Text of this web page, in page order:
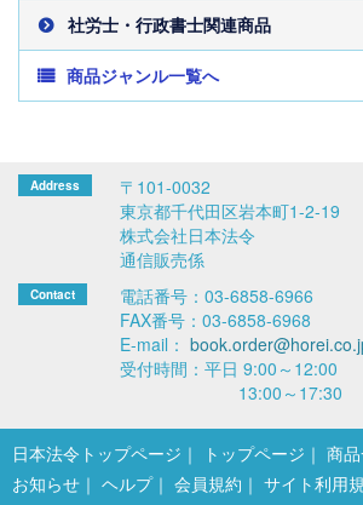
社労士・行政書士関連商品
商品ジャンル一覧へ
〒101-0032
東京都千代田区岩本町1-2-19
株式会社日本法令
通信販売係
電話番号：03-6858-6966
FAX番号：03-6858-6968
E-mail：
受付時間：平日 9:00～12:00
13:00～17:30
日本法令トップページ トップページ 商
お知らせ
ヘルプ 会員規約
サイト利用